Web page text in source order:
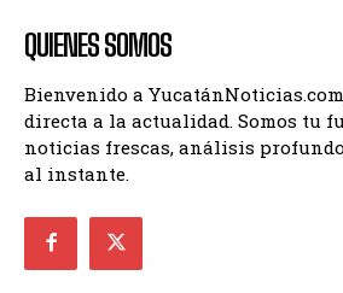
QUIENES SOMOS
Bienvenido a
directa a la actualidad. Somos tu
noticias frescas, análisis
al instante.